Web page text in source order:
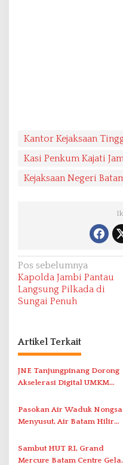
Kantor Kejaksaan
Kasi Penkum Kajati
Kejaksaan Negeri
N
a
v
g
a
s
i
o
Pos sebelumnya
Kapolda Jambi Pantau
Langsung Pilkada di
Sungai Penuh
Artikel Terkait
JNE Tanjungpinang Dorong
Akselerasi Digital UMKM
2026
Pasokan Air Waduk Nongsa
Menyusut, Air Batam Hilir
Antar-IPAM
Sambut HUT RI, Grand
Mercure Batam Centre